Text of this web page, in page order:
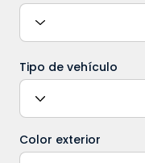
Tipo de vehículo
Color exterior